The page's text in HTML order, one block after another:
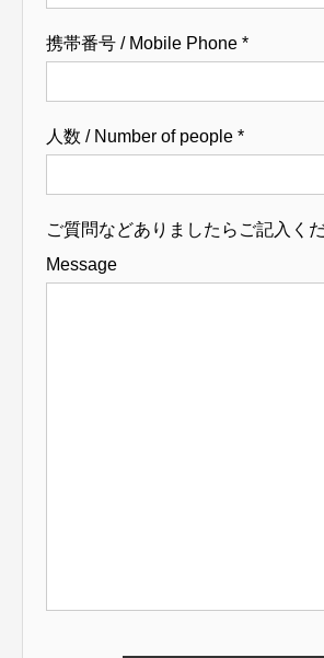
携帯番号 / Mobile Phone *
人数 / Number of people *
ご質問などありましたらご記入く
Message